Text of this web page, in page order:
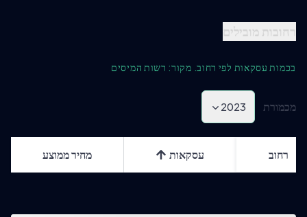
רחובות מובילים
בכמות עסקאות לפי רחוב. מקור: רשות המיסים
2023 מכמורת
רחוב עסקאות מחיר ממוצע